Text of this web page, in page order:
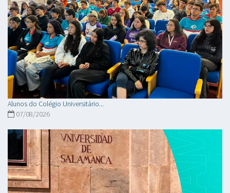
Alunos do Colégio Universitário...
07/08/2026